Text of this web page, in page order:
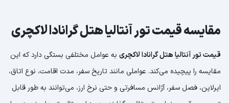
مقایسه قیمت تور آنتالیا هتل گرانادا لاکچری
قیمت تور آنتالیا هتل گرانادا لاکچری به عوامل مختلفی بستگی دارد که این
مقایسه را پیچیده می‌کند. عواملی مانند تاریخ سفر، مدت اقامت، نوع اتاق،
ایرلاین، فصل سفر، آژانس مسافرتی و حتی نرخ ارز، می‌توانند به طور قابل